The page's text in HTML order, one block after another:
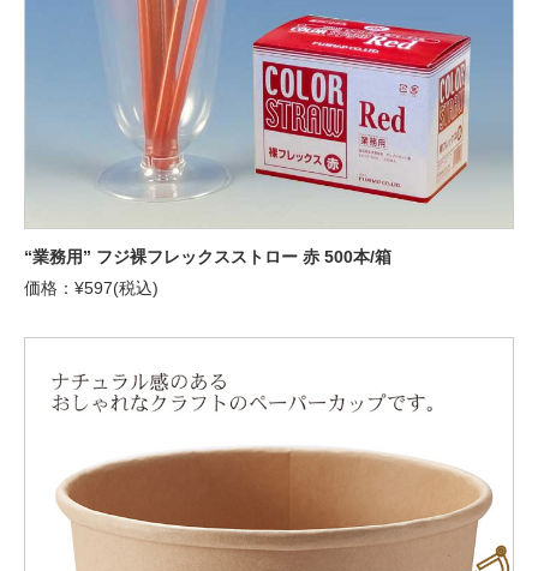
“業務用” フジ裸フレックスストロー 赤 500本/箱
価格：¥597(税込)